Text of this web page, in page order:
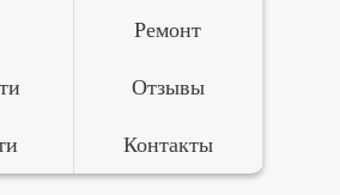
Ремонт
Отзывы
Контакты